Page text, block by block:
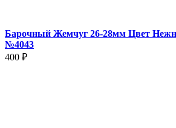
Барочный Жемчуг 26-28мм Цвет
№4043
400 ₽